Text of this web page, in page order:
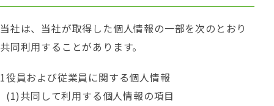
当社は、当社が取得した個人情報の一部を次のとおり
共同利用することがあります。
役員および従業員に関する個人情報
共同して利用する個人情報の項目